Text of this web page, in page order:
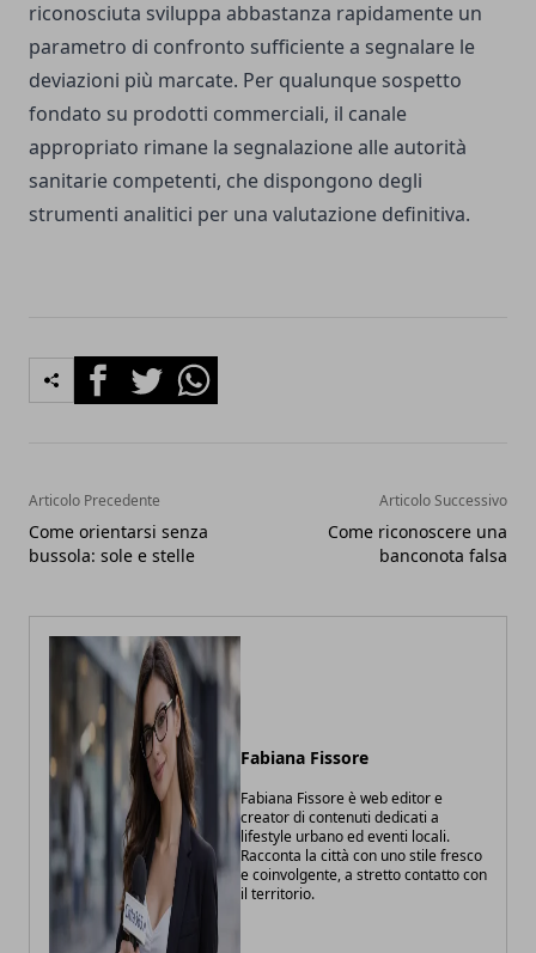
riconosciuta sviluppa abbastanza rapidamente un
parametro di confronto sufficiente a segnalare le
deviazioni più marcate. Per qualunque sospetto
fondato su prodotti commerciali, il canale
appropriato rimane la segnalazione alle autorità
sanitarie competenti, che dispongono degli
strumenti analitici per una valutazione definitiva.
FacebookTwitterWhatsapp
Articolo Precedente
Come orientarsi senza
bussola: sole e stelle
Articolo Successivo
Come riconoscere una
banconota falsa
Fabiana Fissore
Fabiana Fissore è web editor e
creator di contenuti dedicati a
lifestyle urbano ed eventi locali.
Racconta la città con uno stile fresco
e coinvolgente, a stretto contatto con
il territorio.